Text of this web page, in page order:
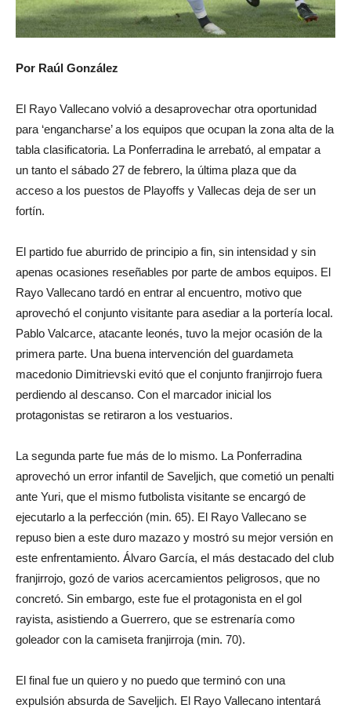
Por Raúl González
El Rayo Vallecano volvió a desaprovechar otra oportunidad
para ‘engancharse’ a los equipos que ocupan la zona alta de la
tabla clasificatoria. La Ponferradina le arrebató, al empatar a
un tanto el sábado 27 de febrero, la última plaza que da
acceso a los puestos de Playoffs y Vallecas deja de ser un
fortín.
El partido fue aburrido de principio a fin, sin intensidad y sin
apenas ocasiones reseñables por parte de ambos equipos. El
Rayo Vallecano tardó en entrar al encuentro, motivo que
aprovechó el conjunto visitante para asediar a la portería local.
Pablo Valcarce, atacante leonés, tuvo la mejor ocasión de la
primera parte. Una buena intervención del guardameta
macedonio Dimitrievski evitó que el conjunto franjirrojo fuera
perdiendo al descanso. Con el marcador inicial los
protagonistas se retiraron a los vestuarios.
La segunda parte fue más de lo mismo. La Ponferradina
aprovechó un error infantil de Saveljich, que cometió un penalti
ante Yuri, que el mismo futbolista visitante se encargó de
ejecutarlo a la perfección (min. 65). El Rayo Vallecano se
repuso bien a este duro mazazo y mostró su mejor versión en
este enfrentamiento. Álvaro García, el más destacado del club
franjirrojo, gozó de varios acercamientos peligrosos, que no
concretó. Sin embargo, este fue el protagonista en el gol
rayista, asistiendo a Guerrero, que se estrenaría como
goleador con la camiseta franjirroja (min. 70).
El final fue un quiero y no puedo que terminó con una
expulsión absurda de Saveljich. El Rayo Vallecano intentará